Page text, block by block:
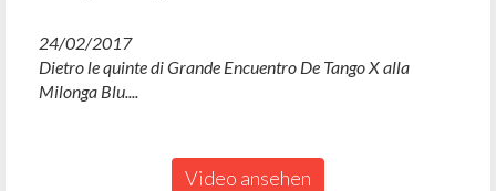
24/02/2017
Dietro le quinte di Grande Encuentro De Tango X alla
Milonga Blu....
Video ansehen